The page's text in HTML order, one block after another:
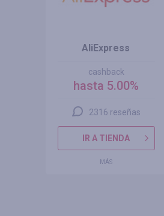
AliExpress
cashback
hasta 5.00%
2316 reseñas
IR A TIENDA
MÁS